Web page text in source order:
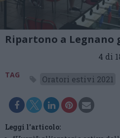
Ripartono a
4 di
TAG Oratori estivi 2021
Leggi l'articolo: